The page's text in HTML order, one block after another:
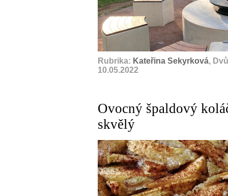
Rubrika: Kateřina Sekyrková,
10.05.2022
Ovocný špaldový
skvělý